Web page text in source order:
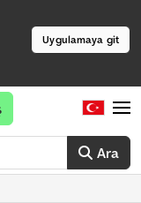
Uygulamaya git
Ara